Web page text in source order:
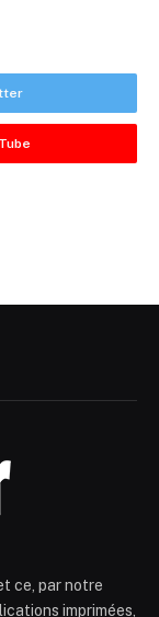
ce, par notre
imprimées,